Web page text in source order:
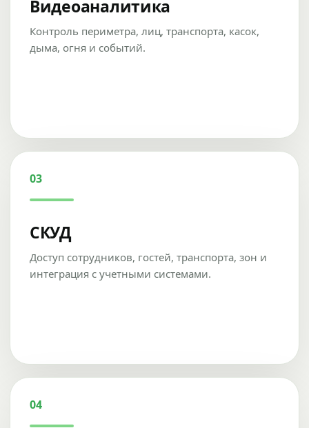
Видеоаналитика
Контроль периметра, лиц, транспорта, касок,
дыма, огня и событий.
03
СКУД
Доступ сотрудников, гостей, транспорта, зон и
интеграция с учетными системами.
04